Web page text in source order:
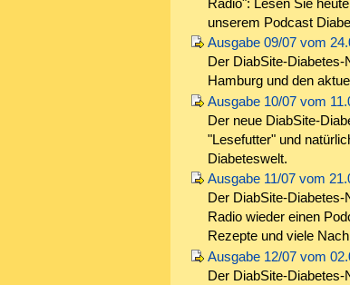
unserem Podcast
Ausgabe 09/07 vom
Der DiabSite-
Hamburg und den
Ausgabe 10/07 vom
Der neue DiabSite-
"Lesefutter" und
Diabeteswelt.
Ausgabe 11/07 vom
Der DiabSite-
Radio wieder einen
Rezepte und viele
Ausgabe 12/07 vom
Der DiabSite-